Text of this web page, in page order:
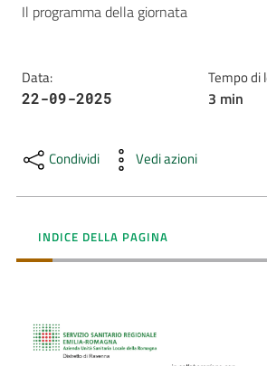
Carta
Servizi
Bandi
Il programma della giornata
Data:
22-09-2025
Tempo di
3 min
Condividi Vedi azioni
INDICE DELLA PAGINA